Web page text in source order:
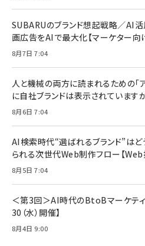
￥880
ママ投資家が育休
組織の成果を最大
￥1,980
Amazonランキン
￥6,980
全ワイヤレスイヤホ
技術基準適合】ブラ
￥5,990
ケーブル Anker絡
ド付き USB PD対
17 / 16 / 15 /
Pro/Air 各種対応
￥1,890
Pro/Air 各種対応
￥1,890
サッポロ 生ビール
ル ケース買い【6/
￥4,857
SUBARUのブランド想起戦略／AI活
画広告をAIで最大化【マーケター向
8月7日 7:04
人と機械の両方に読まれるための「
に自社ブランドは表示されています
8月6日 7:04
AI検索時代“選ばれるブランド”は
られる次世代Web制作フロー【Web
8月5日 7:04
＜第3回＞AI時代のBtoBマーケティ
30（水）開催】
8月4日 9:00